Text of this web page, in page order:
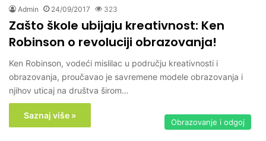
Admin 24/09/2017 323
Zašto škole ubijaju kreativnost: Ken
Robinson o revoluciji obrazovanja!
Ken Robinson, vodeći mislilac u području kreativnosti i
obrazovanja, proučavao je savremene modele obrazovanja i
njihov uticaj na društva širom…
Saznaj više »
Obrazovanje i odgoj